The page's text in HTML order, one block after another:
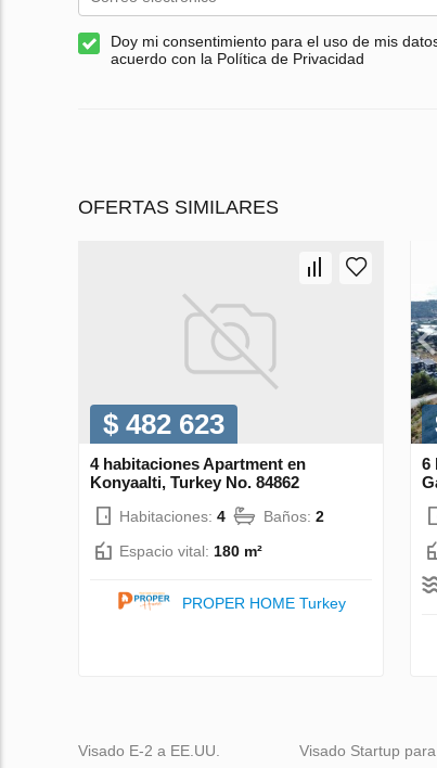
Doy mi consentimiento para el uso de mis
acuerdo con la Política de Privacidad
OFERTAS SIMILARES
$ 482 623
4 habitaciones Apartment en
Konyaalti, Turkey No. 84862
Habitaciones: 4 Baños: 2
Espacio vital: 180 m²
PROPER HOME Turkey
6
Visado E-2 a EE.UU.
Visado Startup